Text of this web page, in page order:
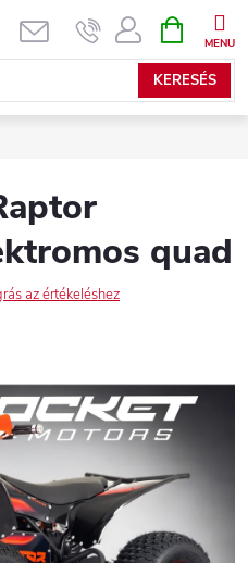
KERESÉS
KOSÁR
quad
az értékeléshez